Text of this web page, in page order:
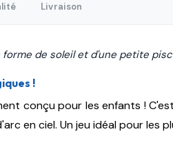
Livraison
de soleil et d'une petite
!
conçu pour les enfants !
en ciel. Un jeu idéal pour les